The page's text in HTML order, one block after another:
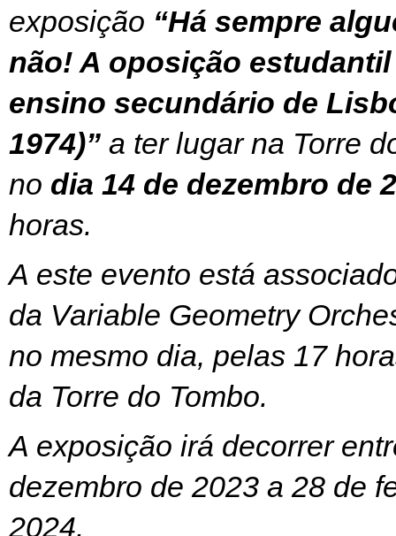
exposição “Há sempre
não! A oposição
ensino secundário de
1974)” a ter lugar na Torre
no dia 14 de dezembro de
horas.
A este evento está
da Variable Geometry
no mesmo dia, pelas 17
da Torre do Tombo.
A exposição irá decorrer
dezembro de 2023 a 28 de
2024.